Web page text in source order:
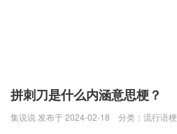
拼刺刀是什么内涵意思梗？
集说说 发布于 2024-02-18 分类： 流行语梗